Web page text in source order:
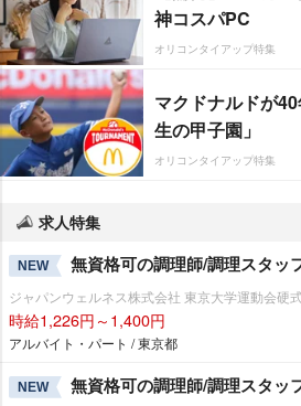
神コスパPC
オリコンタイアップ特集
マクドナルドが
生の甲子園」
オリコンタイアップ特集
求人特集
NEW 無資格可の調理師/調理スタッ
ジャパンウェルネス株式会社 東京大学運動会硬
時給1,226円～1,400円
アルバイト・パート / 東京都
NEW 無資格可の調理師/調理スタッ